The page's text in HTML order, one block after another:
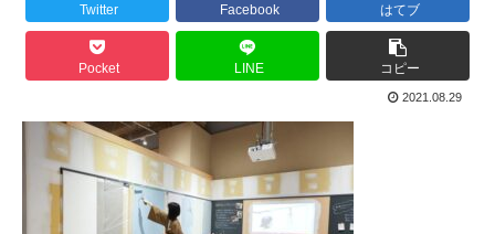
Twitter Facebook はてブ
Pocket LINE コピー
2021.08.29